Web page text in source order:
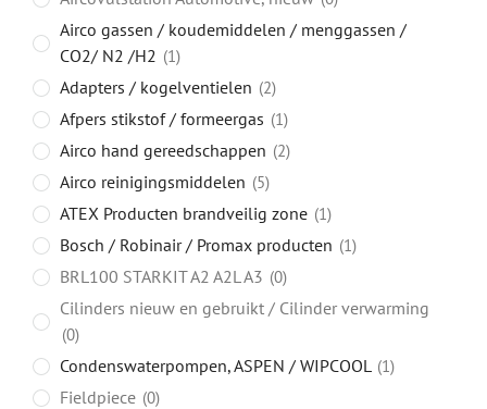
Airco gassen / koudemiddelen / menggassen /
CO2/ N2 /H2
1
Adapters / kogelventielen 2
Afpers stikstof / formeergas 1
Airco hand gereedschappen 2
Airco reinigingsmiddelen 5
ATEX Producten brandveilig zone 1
Bosch / Robinair / Promax producten 1
BRL100 STARKIT A2 A2L A3 0
Cilinders nieuw en gebruikt / Cilinder verwarming
0
Condenswaterpompen, ASPEN / WIPCOOL 1
Fieldpiece 0